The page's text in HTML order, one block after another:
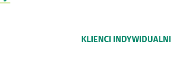
KLIENCI INDYWIDUALNI